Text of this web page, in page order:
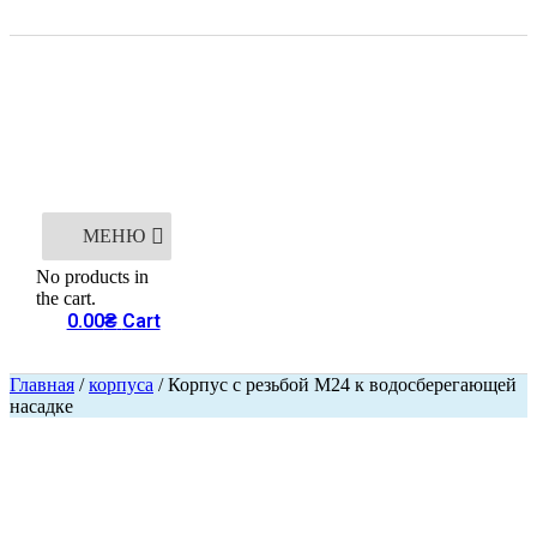
МЕНЮ
No products in
the cart.
0.00₴ Cart
Главная /корпуса / Корпус с резьбой M24 к водосберегающей
насадке